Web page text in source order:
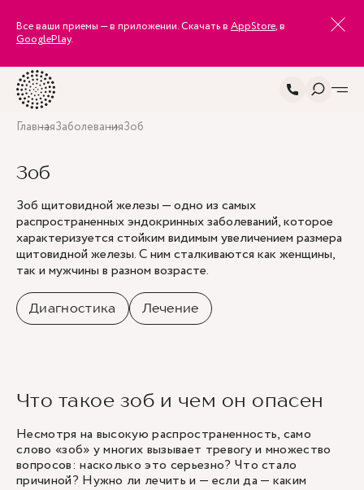
Все ваши приемы — в приложении. Скачать в AppStore, в
GooglePlay.
ГлавнаяЗаболеванияЗоб
Зоб
Зоб щитовидной железы — одно из самых
распространенных эндокринных заболеваний, которое
характеризуется стойким видимым увеличением размера
щитовидной железы. С ним сталкиваются как женщины,
так и мужчины в разном возрасте.
Диагностика Лечение
Что такое зоб и чем он опасен
Несмотря на высокую распространенность, само
слово «зоб» у многих вызывает тревогу и множество
вопросов: насколько это серьезно? Что стало
причиной? Нужно ли лечить и — если да — каким